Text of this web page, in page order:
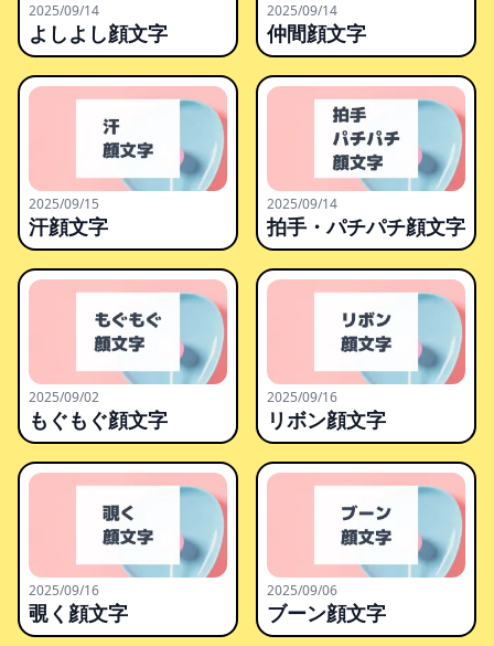
2025/09/14
よしよし顔文字
2025/09/14
仲間顔文字
2025/09/15
汗顔文字
2025/09/14
拍手・パチパチ顔文字
2025/09/02
もぐもぐ顔文字
2025/09/16
リボン顔文字
2025/09/16
覗く顔文字
2025/09/06
ブーン顔文字